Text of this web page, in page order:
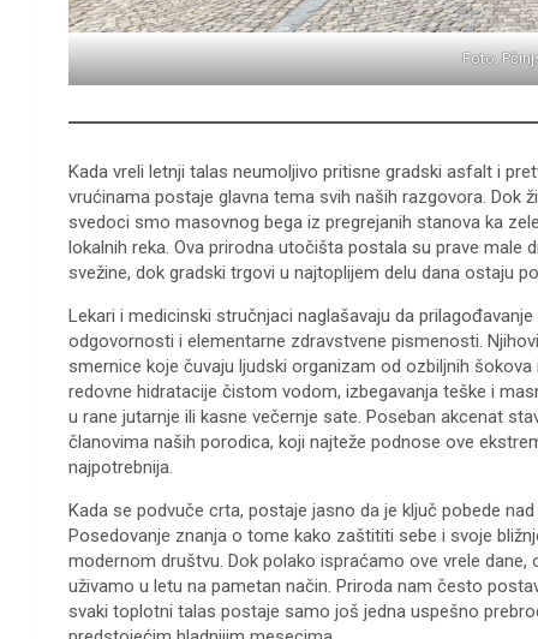
Foto:
Kada vreli letnji talas neumoljivo pritisne gradski asfalt i
vrućinama postaje glavna tema svih naših razgovora. Dok
svedoci smo masovnog bega iz pregrejanih stanova ka
lokalnih reka. Ova prirodna utočišta postala su prave male
svežine, dok gradski trgovi u najtoplijem delu dana ostaju
Lekari i medicinski stručnjaci naglašavaju da
odgovornosti i elementarne zdravstvene pismenosti.
smernice koje čuvaju ljudski organizam od ozbiljnih
redovne hidratacije čistom vodom, izbegavanja teške i
u rane jutarnje ili kasne večernje sate. Poseban akcenat
članovima naših porodica, koji najteže podnose ove
najpotrebnija.
Kada se podvuče crta, postaje jasno da je ključ pobede
Posedovanje znanja o tome kako zaštititi sebe i svoje
modernom društvu. Dok polako ispraćamo ove vrele
uživamo u letu na pametan način. Priroda nam često
svaki toplotni talas postaje samo još jedna uspešno